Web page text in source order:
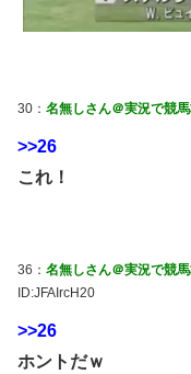
30： 名無しさん＠実況で競
>>26
これ！
36： 名無しさん＠実況で競
ID:JFAIrcH20
>>26
ホントだｗ